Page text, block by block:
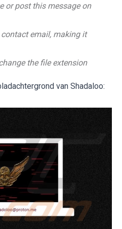
or post this message on
email, making it
the file extension
van Shadaloo: